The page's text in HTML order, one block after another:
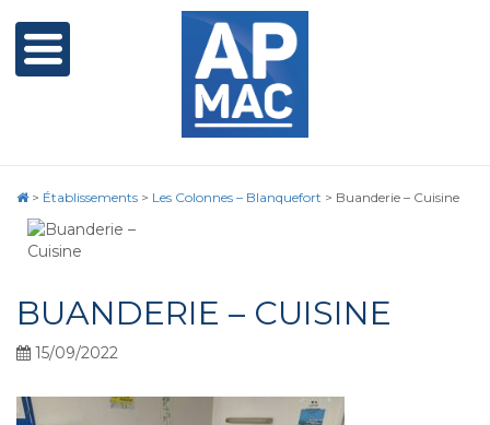
> Établissements > Les Colonnes – Blanquefort > Buanderie – Cuisine
BUANDERIE – CUISINE
15/09/2022